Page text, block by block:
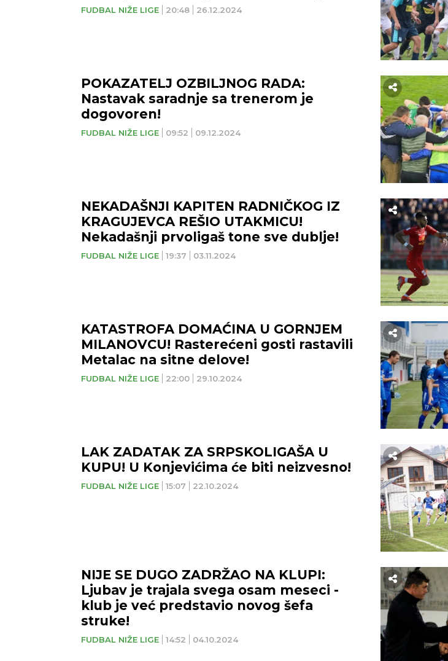
FUDBAL NIŽE LIGE 20:48 26.12.2024
FUDBAL NIŽE LIGE 09:52 09.12.2024
POKAZATELJ OZBILJNOG RADA:
Nastavak saradnje sa trenerom je
dogovoren!
FUDBAL NIŽE LIGE 19:37 03.11.2024
NEKADAŠNJI KAPITEN RADNIČKOG IZ
KRAGUJEVCA REŠIO UTAKMICU!
Nekadašnji prvoligaš tone sve dublje!
FUDBAL NIŽE LIGE 22:00 29.10.2024
KATASTROFA DOMAĆINA U GORNJEM
MILANOVCU! Rasterećeni gosti rastavili
Metalac na sitne delove!
FUDBAL NIŽE LIGE 15:07 22.10.2024
LAK ZADATAK ZA SRPSKOLIGAŠA U
KUPU! U Konjevićima će biti neizvesno!
FUDBAL NIŽE LIGE 14:52 04.10.2024
NIJE SE DUGO ZADRŽAO NA KLUPI:
Ljubav je trajala svega osam meseci -
klub je već predstavio novog šefa
struke!